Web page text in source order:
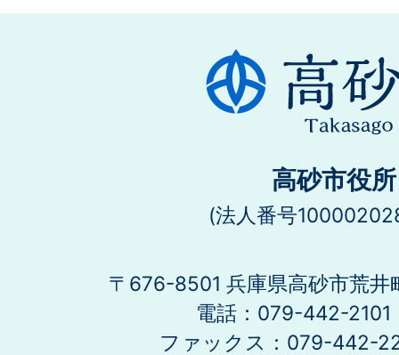
高砂市役所
(法人番号
〒676-8501 兵庫県高砂市荒井
電話：079-442-2101
ファックス：079-442-